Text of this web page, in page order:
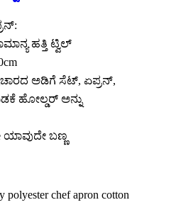
ಹತ್ತಿ ಟ್ವಿಲ್
ಅಡಿಗೆ ಸೆಟ್, ಏಪ್ರನ್,
ಹೋಲ್ಡರ್ ಅನ್ನು
ಯಾವುದೇ ಬಣ್ಣ